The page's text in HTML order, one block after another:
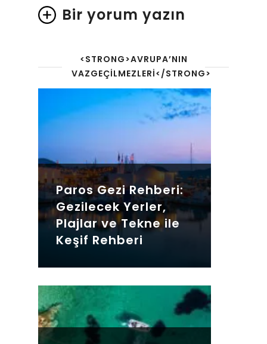
Bir yorum yazın
<STRONG>AVRUPA’NIN
VAZGEÇILMEZLERI</STRONG>
Paros Gezi Rehberi:
Gezilecek Yerler,
Plajlar ve Tekne ile
Keşif Rehberi